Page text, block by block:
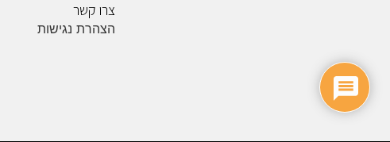
צרו קשר
הצהרת נגישות